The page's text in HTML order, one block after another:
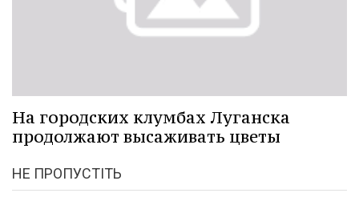
На городских клумбах Луганска
продолжают высаживать цветы
НЕ ПРОПУСТІТЬ